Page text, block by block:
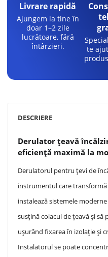
Livrare rapidă
Ajungem la tine în
doar 1–2 zile
lucrătoare, fără
întârzieri.
te
DESCRIERE
Derulator țeavă
eficiență maximă la
Derulatorul pentru țevi de
instrumentul care
instalează sistemele
susțină colacul de țeavă și
ușurând fixarea în izolație și
Instalatorul se poate